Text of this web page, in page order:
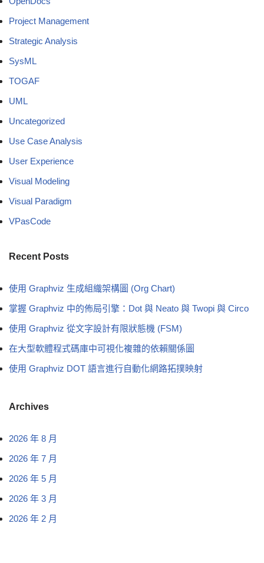
Project Management
Strategic Analysis
SysML
TOGAF
UML
Uncategorized
Use Case Analysis
User Experience
Visual Modeling
Visual Paradigm
VPasCode
Recent Posts
使用 Graphviz 生成組織架構圖 (Org Chart)
掌握 Graphviz 中的佈局引擎：Dot 與 Neato 與 Twopi 與 Circo
使用 Graphviz 從文字設計有限狀態機 (FSM)
在大型軟體程式碼庫中可視化複雜的依賴關係圖
使用 Graphviz DOT 語言進行自動化網路拓撲映射
Archives
2026 年 8 月
2026 年 7 月
2026 年 5 月
2026 年 3 月
2026 年 2 月